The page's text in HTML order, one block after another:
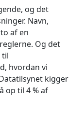
og det
Navn,
af en
Og det
til
hvordan vi
kigger
op til 4 % af